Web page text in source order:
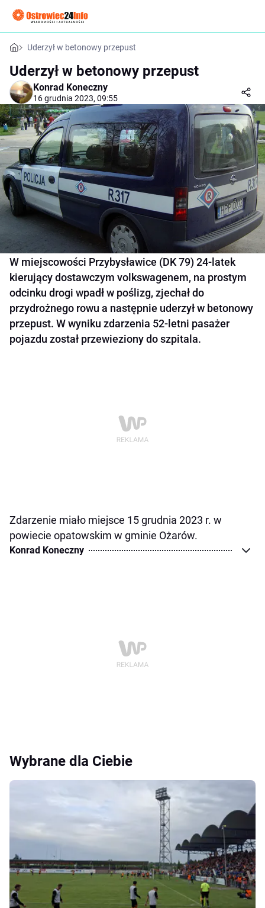
Uderzył w betonowy przepust
Uderzył w betonowy przepust
Konrad Koneczny
16 grudnia 2023, 09:55
W miejscowości Przybysławice (DK 79) 24-latek
kierujący dostawczym volkswagenem, na prostym
odcinku drogi wpadł w poślizg, zjechał do
przydrożnego rowu a następnie uderzył w betonowy
przepust. W wyniku zdarzenia 52-letni pasażer
pojazdu został przewieziony do szpitala.
Zdarzenie miało miejsce 15 grudnia 2023 r. w
powiecie opatowskim w gminie Ożarów.
Konrad Koneczny
Wybrane dla Ciebie